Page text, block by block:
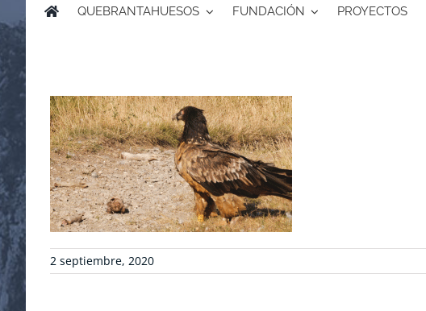
QUEBRANTAHUESOS FUNDACIÓN PROYECTOS
2 septiembre, 2020